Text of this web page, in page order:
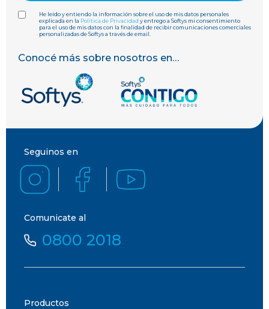
Seguinos en
Comunicate al
0800 2018
Productos
He leído y entiendo la información sobre el uso de mis datos personales
explicada en la Política de Privacidad y entrego a Softys mi consentimiento
para el uso de mis datos con la finalidad de recibir comunicaciones comerciales
personalizadas de Softys a través de email.
Conocé más sobre nosotros en…